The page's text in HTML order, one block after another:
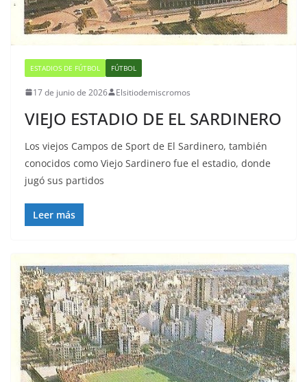
ESTADIOS DE FÚTBOL FÚTBOL
17 de junio de 2026 Elsitiodemiscromos
VIEJO ESTADIO DE EL SARDINERO
Los viejos Campos de Sport de El Sardinero, también
conocidos como Viejo Sardinero fue el estadio, donde
jugó sus partidos
Leer más